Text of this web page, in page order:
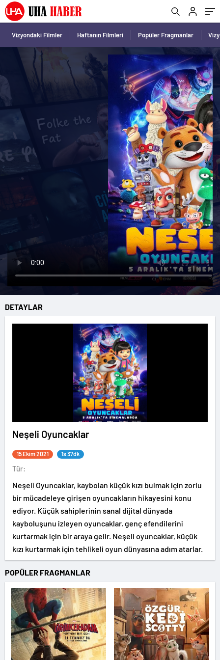
Vizyondaki Filmler Haftanın Filmleri Popüler Fragmanlar
DETAYLAR
Neşeli Oyuncaklar
15 Ekim 2021 1s 37dk
Tür:
Neşeli Oyuncaklar, kaybolan küçük kızı bulmak için zorlu
bir mücadeleye girişen oyuncakların hikayesini konu
ediyor. Küçük sahiplerinin sanal dijital dünyada
kayboluşunu izleyen oyuncaklar, genç efendilerini
kurtarmak için bir araya gelir. Neşeli oyuncaklar, küçük
kızı kurtarmak için tehlikeli oyun dünyasına adım atarlar.
POPÜLER FRAGMANLAR